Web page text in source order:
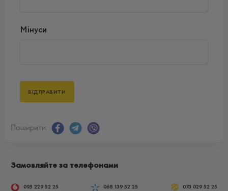
Мінуси
Поширити:
Замовляйте за телефонами
095 229 52 25 068 139 52 25 073 029 52 25